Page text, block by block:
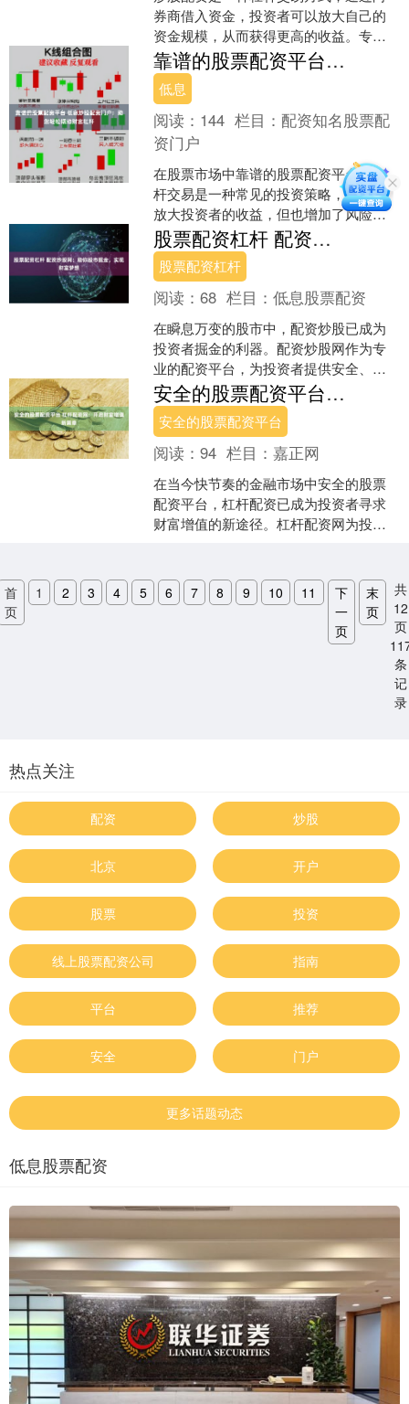
券商借入资金，投资者可以放大自己的
资金规模，从而获得更高的收益。专业
炒股配资平台可以为投资者提供安全、
便捷的配资服务，帮助他们....
靠谱的股票配资平台 低息炒股配资门户：助您轻松撬动财富杠杆
低息
阅读： 144 栏目：配资知名股票配
资门户
在股票市场中靠谱的股票配资平台，杠
杆交易是一种常见的投资策略，它可以
放大投资者的收益，但也增加了风险。
低息炒股配资门户应运而生，为投资者
提供了安全可靠的杠杆交易....
股票配资杠杆 配资炒股网：助你股市掘金，实现财富梦想
股票配资杠杆
阅读：68 栏目：低息股票配资
在瞬息万变的股市中，配资炒股已成为
投资者掘金的利器。配资炒股网作为专
业的配资平台，为投资者提供安全、便
捷的配资服务股票配资杠杆，助你实现
财富梦想。 * **放大....
安全的股票配资平台 杠杆配资网：开启财富增值新篇章
安全的股票配资平台
阅读：94 栏目：嘉正网
在当今快节奏的金融市场中安全的股票
配资平台，杠杆配资已成为投资者寻求
财富增值的新途径。杠杆配资网为投资
首
页
1 2 3 4 5 6 7 8 9 10 11
下
一
页
末
页
共
12
页
条
记
录
热点关注
配资 炒股
北京 开户
股票 投资
线上股票配资公司 指南
平台 推荐
安全 门户
更多话题动态
低息股票配资